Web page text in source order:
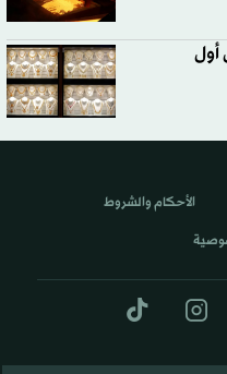
أول
الأحكام والشروط